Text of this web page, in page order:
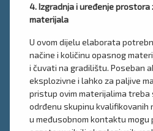
4. Izgradnja i uređenje prostora
materijala
U ovom dijelu elaborata
načine i količinu opasnog
i čuvati na gradilištu. Poseban
eksplozivne i lahko za paljive
pristup ovim materijalima treba
odrđenu skupinu kvalifikovanih
u međusobnom kontaktu